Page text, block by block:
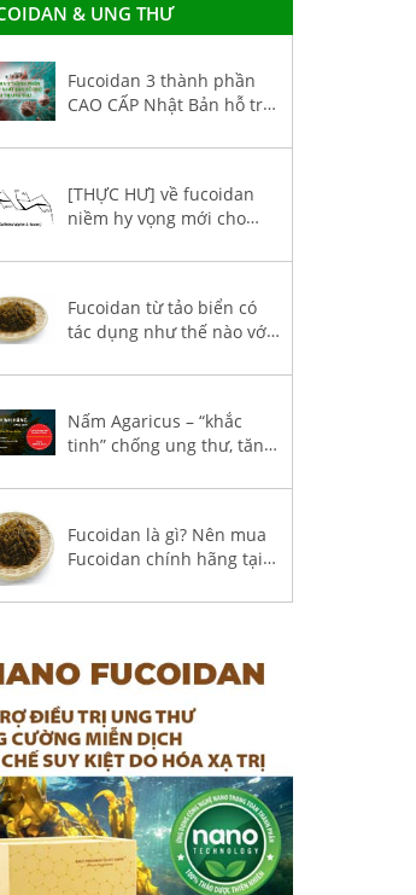
& UNG THƯ
Fucoidan 3 thành phần
CAO CẤP Nhật Bản hỗ trợ
[THỰC HƯ] về fucoidan
niềm hy vọng mới cho
Fucoidan từ tảo biển có
tác dụng như thế nào với
thư?
Nấm Agaricus – “khắc
tinh” chống ung thư, tăng
Fucoidan 3-Plus
Fucoidan là gì? Nên mua
Fucoidan chính hãng tại